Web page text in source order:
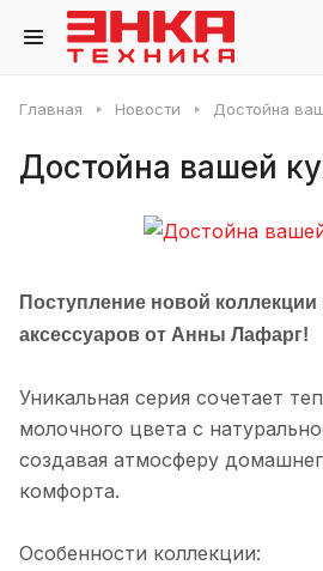
Главная Новости Достойна
Достойна вашей
Поступление новой
аксессуаров от Анны Лафарг!
Уникальная серия сочетает
молочного цвета с
создавая атмосферу
комфорта.
Особенности коллекции: